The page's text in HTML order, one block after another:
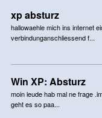
xp absturz
hallowaehle mich ins internet
verbindunganschliessend f...
Win XP: Absturz
moin leude hab mal ne frage
geht es so paa...